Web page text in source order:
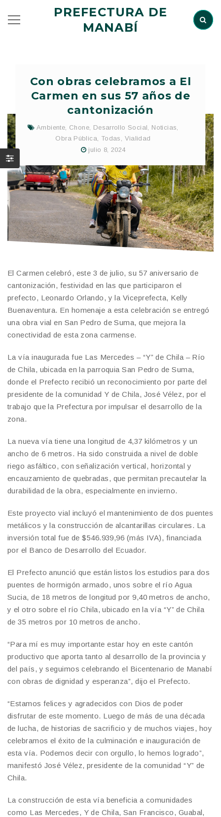
PREFECTURA DE
MANABÍ
Con obras celebramos a El
Carmen en sus 57 años de
cantonización
Ambiente, Chone, Desarrollo Social, Noticias,
Obra Pública, Todas , Vialidad
julio 8, 2024
El Carmen celebró, este 3 de julio, su 57 aniversario de
cantonización, festividad en las que participaron el
prefecto, Leonardo Orlando, y la Viceprefecta, Kelly
Buenaventura. En homenaje a esta celebración se entregó
una obra vial en San Pedro de Suma, que mejora la
conectividad de esta zona carmense.
La vía inaugurada fue Las Mercedes – “Y” de Chila – Río
de Chila, ubicada en la parroquia San Pedro de Suma,
donde el Prefecto recibió un reconocimiento por parte del
presidente de la comunidad Y de Chila, José Vélez, por el
trabajo que la Prefectura por impulsar el desarrollo de la
zona.
La nueva vía tiene una longitud de 4,37 kilómetros y un
ancho de 6 metros. Ha sido construida a nivel de doble
riego asfáltico, con señalización vertical, horizontal y
encauzamiento de quebradas, que permitan precautelar la
durabilidad de la obra, especialmente en invierno.
Este proyecto vial incluyó el mantenimiento de dos puentes
metálicos y la construcción de alcantarillas circulares. La
inversión total fue de $546.939,96 (más IVA), financiada
por el Banco de Desarrollo del Ecuador.
El Prefecto anunció que están listos los estudios para dos
puentes de hormigón armado, unos sobre el río Agua
Sucia, de 18 metros de longitud por 9,40 metros de ancho,
y el otro sobre el río Chila, ubicado en la vía “Y” de Chila
de 35 metros por 10 metros de ancho.
“Para mí es muy importante estar hoy en este cantón
productivo que aporta tanto al desarrollo de la provincia y
del país, y seguimos celebrando el Bicentenario de Manabí
con obras de dignidad y esperanza”, dijo el Prefecto.
“Estamos felices y agradecidos con Dios de poder
disfrutar de este momento. Luego de más de una década
de lucha, de historias de sacrificio y de muchos viajes, hoy
celebramos el éxito de la culminación e inauguración de
esta vía. Podemos decir con orgullo, lo hemos logrado”,
manifestó José Vélez, presidente de la comunidad “Y” de
Chila.
La construcción de esta vía beneficia a comunidades
como Las Mercedes, Y de Chila, San Francisco, Guabal,